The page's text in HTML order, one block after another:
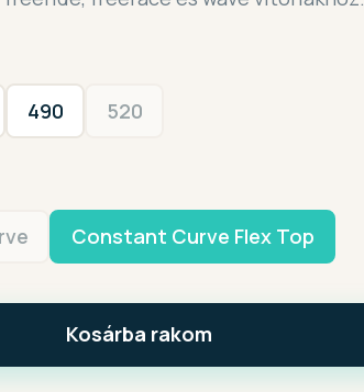
490 520
Constant Curve Flex Top
Kosárba rakom